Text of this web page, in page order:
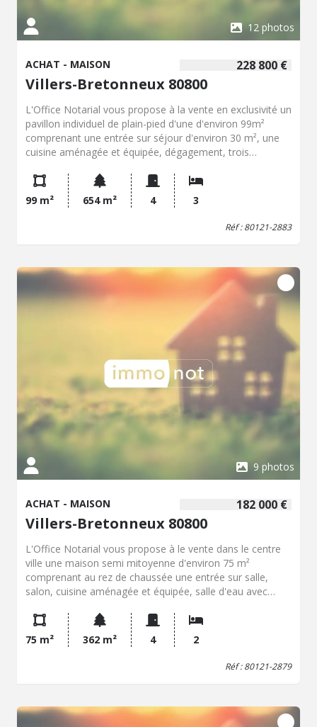
12 photos
228 800 €
ACHAT - MAISON
Villers-Bretonneux 80800
L'Office Notarial vous propose à la vente en exclusivité un
pavillon individuel de plain-pied d'une d'environ 99m²
comprenant une entrée sur séjour d'environ 30 m², une
cuisine aménagée et équipée, dégagement, trois
véranda de 18m² environ et un WC indépendant. Un sous-
sol complet avec espace garage avec porte coulissante
électrique, cellier, bureau, chaufferie. A l'extérieur un jardin
clos de haies sans vis à vis sur une parcelle d'environ 654
chauffage central au fioul, chaudière de 1973, ballon
d'eau chaude électrique, adoucisseur, cheminée,
assainissement par tout à l'égout
99 m² 654 m² 4 3
Réf : 80121-2883
9 photos
182 000 €
ACHAT - MAISON
Villers-Bretonneux 80800
L'Office Notarial vous propose à le vente dans le centre
ville une maison semi mitoyenne d'environ 75 m²
comprenant au rez de chaussée une entrée sur salle,
salon, cuisine aménagée et équipée, salle d'eau avec
desservant deux chambres et un dressing avec accès aux
combles. A l'extérieur sur l'avant une aire de
stationnement , garage à vélos permettant l'accès de
l'avant à l'arrière sur un jardin clos de murs et de grillages,
climatiseur, ballon d'eau chaude électrique, adoucisseur,
isolation par l'extérieur, assainissement par tout à l'égout.
75 m² 362 m² 4 2
Réf : 80121-2879